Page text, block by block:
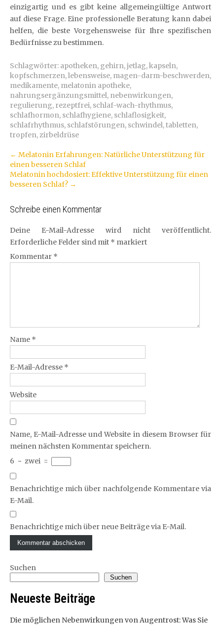
einzigartig und es gibt keine allgemeingültige Antwort
auf diese Frage. Eine professionelle Beratung kann dabei
helfen, die beste Vorgehensweise für Ihre spezifischen
Bedürfnisse zu bestimmen.
Schlagwörter: apotheken, gehirn,jetlag,kapseln,
kopfschmerzen,lebensweise, magen-darm-beschwerden,
medikamente, melatonin apotheke,
nahrungsergänzungsmittel, nebenwirkungen,
regulierung, rezeptfrei, schlaf-wach-rhythmus,
schlafhormon, schlafhygiene, schlaflosigkeit,
schlafrhythmus, schlafstörungen, schwindel,tabletten,
tropfen,zirbeldrüse
Artikel-
Navigation
← Melatonin Erfahrungen: Natürliche Unterstützung für
einen besseren Schlaf
Melatonin hochdosiert: Effektive Unterstützung für einen
besseren Schlaf? →
Schreibe einen Kommentar
Deine E-Mail-Adresse wird nicht veröffentlicht.
Erforderliche Felder sind mit * markiert
Kommentar *
Name *
E-Mail-Adresse *
Website
Name, E-Mail-Adresse und Website in diesem Browser für
meinen nächsten Kommentar speichern.
6 − zwei =
Benachrichtige mich über nachfolgende Kommentare via
E-Mail.
Benachrichtige mich über neue Beiträge via E-Mail.
Suchen
Suchen
Neueste Beiträge
Die möglichen Nebenwirkungen von Augentrost: Was Sie